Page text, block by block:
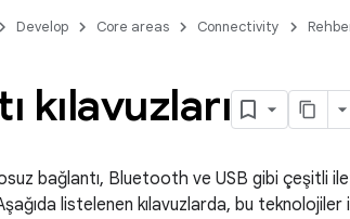
Develop Core areas Connectivity
kılavuzları
bağlantı, Bluetooth ve USB gibi çeşitli
listelenen kılavuzlarda, bu